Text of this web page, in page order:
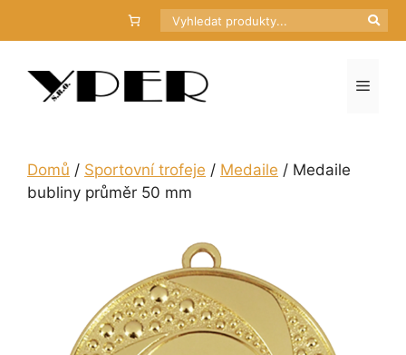
Hledat
Menu
Domů / Sportovní trofeje / Medaile / Medaile
bubliny průměr 50 mm